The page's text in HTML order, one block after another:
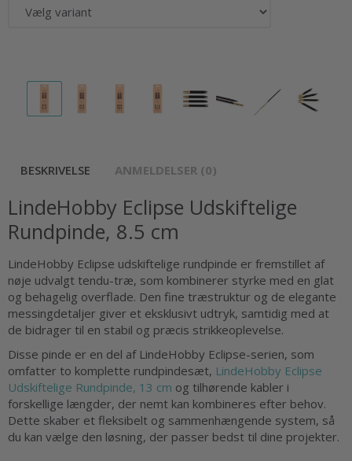
BESKRIVELSE ANMELDELSER (0)
LindeHobby Eclipse Udskiftelige
Rundpinde, 8.5 cm
LindeHobby Eclipse udskiftelige rundpinde er fremstillet af
nøje udvalgt tendu-træ, som kombinerer styrke med en glat
og behagelig overflade. Den fine træstruktur og de elegante
messingdetaljer giver et eksklusivt udtryk, samtidig med at
de bidrager til en stabil og præcis strikkeoplevelse.
Disse pinde er en del af LindeHobby Eclipse-serien, som
omfatter to komplette rundpindesæt, LindeHobby Eclipse
Udskiftelige Rundpinde, 13 cm og tilhørende kabler i
forskellige længder, der nemt kan kombineres efter behov.
Dette skaber et fleksibelt og sammenhængende system, så
du kan vælge den løsning, der passer bedst til dine projekter.